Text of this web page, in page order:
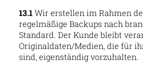
13.1Wir erstellen im Rahmen
regelmäßige Backups nach
Standard. Der Kunde bleibt
Originaldaten/Medien, die für
sind, eigenständig vorzuhalten.